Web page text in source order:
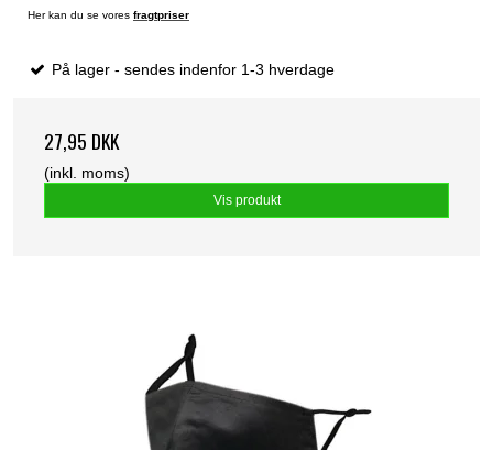
Her kan du se vores fragtpriser
På lager - sendes indenfor 1-3 hverdage
27,95 DKK
(inkl. moms)
Vis produkt